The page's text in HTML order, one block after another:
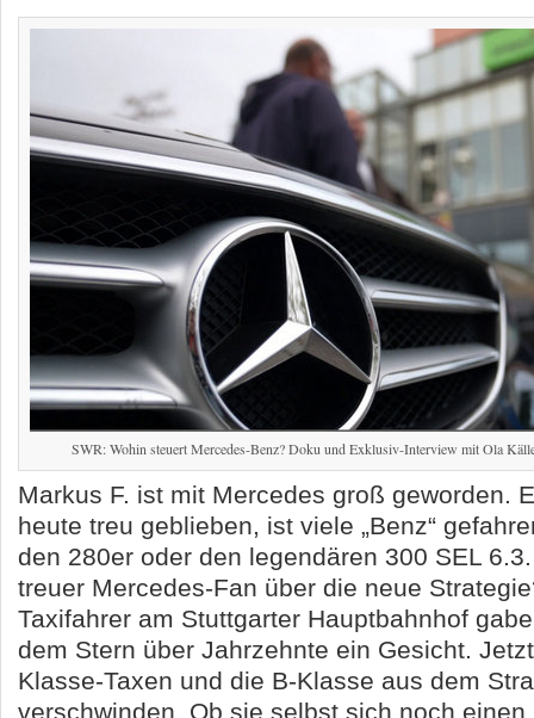
SWR: Wohin steuert Mercedes-Benz? Doku und Exklusiv-Interview mit Ola
Markus F. ist mit Mercedes groß geworden.
heute treu geblieben, ist viele „Benz“
den 280er oder den legendären 300 SEL
treuer Mercedes-Fan über die neue
Taxifahrer am Stuttgarter Hauptbahnhof
dem Stern über Jahrzehnte ein Gesicht.
Klasse-Taxen und die B-Klasse aus dem
verschwinden. Ob sie selbst sich noch